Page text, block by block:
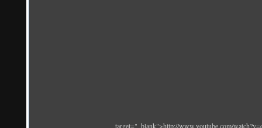
target="_blank">http://www.youtube.com/